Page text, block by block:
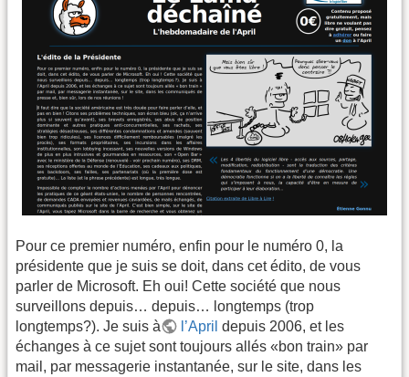
Pour ce premier numéro, enfin pour le numéro 0, la
présidente que je suis se doit, dans cet édito, de vous
parler de Microsoft. Eh oui! Cette société que nous
surveillons depuis… depuis… longtemps (trop
longtemps?). Je suis à
l’April depuis 2006, et les
échanges à ce sujet sont toujours allés «bon train» par
mail, par messagerie instantanée, sur le site, dans les